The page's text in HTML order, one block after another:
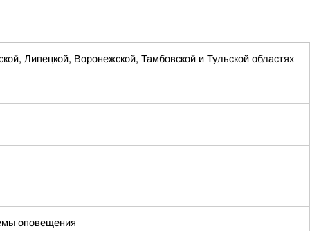
Липецкой, Воронежской, Тамбовской и Тульской областях
оповещения